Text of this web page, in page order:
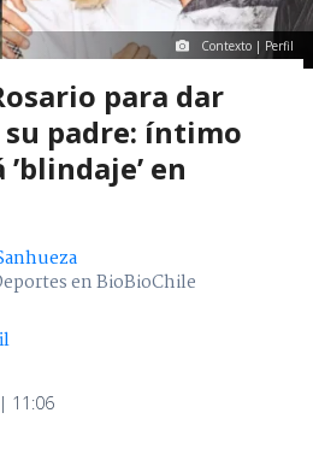
Contexto | Perfil
para dar
padre: íntimo
en
en BioBioChile
11:06